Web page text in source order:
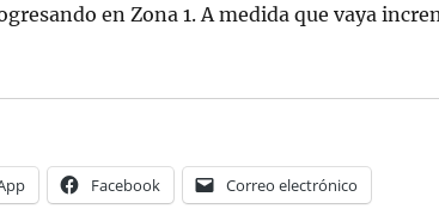
en Zona 1. A medida que vaya
Facebook Correo electrónico